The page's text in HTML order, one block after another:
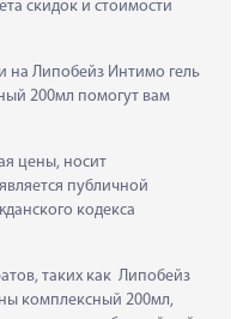
скидок и стоимости
на Липобейз Интимо гель
200мл помогут вам
цены, носит
публичной
кодекса
таких как  Липобейз
комплексный 200мл,